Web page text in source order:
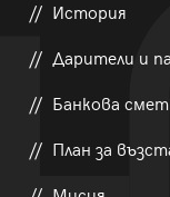
История
Дарители и
Банкова
План за